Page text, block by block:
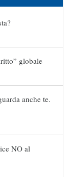
globale
anche te.
NO al